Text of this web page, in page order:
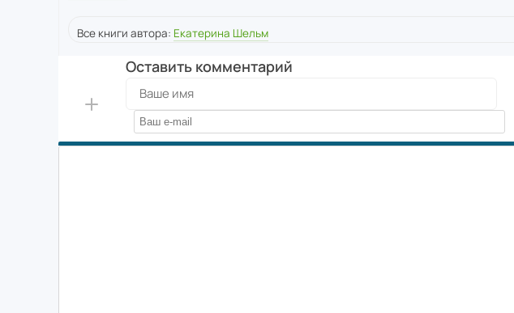
Все книги автора: Екатерина Шельм
Оставить комментарий